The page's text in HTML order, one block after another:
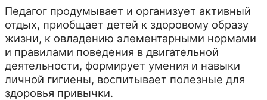
Педагог продумывает и организует активный
отдых, приобщает детей к здоровому образу
жизни, к овладению элементарными нормами
и правилами поведения в двигательной
деятельности, формирует умения и навыки
личной гигиены, воспитывает полезные для
здоровья привычки.